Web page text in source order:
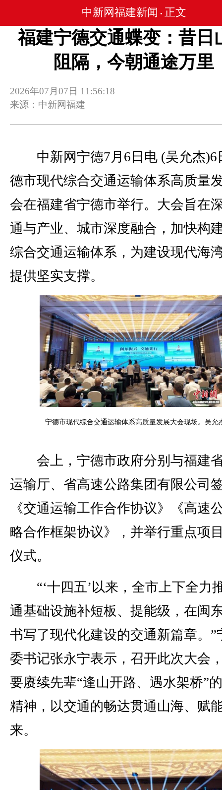
中新网福建新闻 • 正文
福建宁德交通蝶变：昔日
阻隔，今朝通途万里
2026年07月07日 11:56:18
来源：中新网福建
中新网宁德7月6日电 (吴允杰)6
德市现代综合交通运输体系高质量
会在福建省宁德市举行。大会旨在
通与产业、城市深度融合，加快构
综合交通运输体系，为建设现代海
提供坚实支撑。
宁德市现代综合交通运输体系高质量发展大会现场。吴允
会上，宁德市政府分别与福建
运输厅、省高速公路集团有限公司
《交通运输工作合作协议》《高速
略合作框架协议》，并举行重点项
仪式。
“‘十四五’以来，全市上下全力
通基础设施补短板、提能级，在闽
书写了现代化建设的交通新篇章。”
委书记张永宁表示，召开此次大会
要赓续先辈“逢山开路、遇水架桥”
精神，以交通的畅达贯通山海、赋
来。